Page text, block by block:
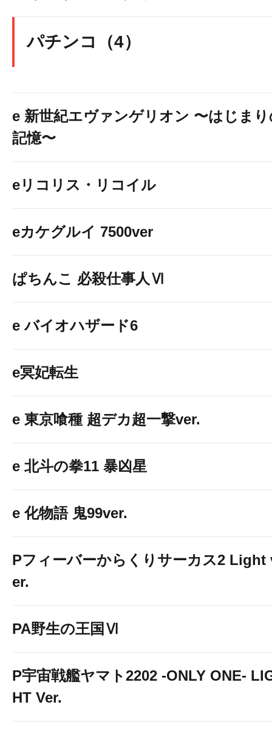
パチンコ（4）
e 新世紀エヴァンゲリオン 〜はじま
記憶〜
eリコリス・リコイル
eカケグルイ 7500ver
ぱちんこ 必殺仕事人Ⅵ
e バイオハザード6
e冥妃転生
e 東京喰種 超デカ超一撃ver.
e 北斗の拳11 暴凶星
e 化物語 鬼99ver.
Pフィーバーからくりサーカス2 Light
er.
PA野生の王国Ⅵ
P宇宙戦艦ヤマト2202 -ONLY ONE-
HT Ver.